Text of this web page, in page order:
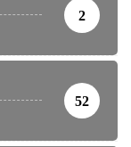
2
52